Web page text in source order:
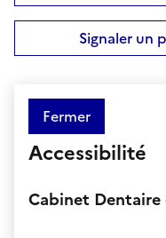
Signaler un
Fermer
Accessibilité
Cabinet Dentaire